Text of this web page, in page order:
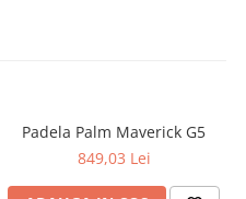
Padela Palm Maverick G5
849,03 Lei